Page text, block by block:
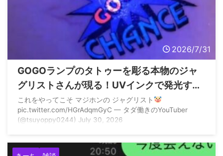
2026/7/31
GOGOランプのタトゥーを彫る本物のジャ
グリストさんが現る！UVインクで発光する
模様
これをやってこそ マジホンの ジャグリスト
pic.twitter.com/HGrAdqmGyC — タダ働きのYouTuber
(@tsuyoppy0244) July 30, 2026